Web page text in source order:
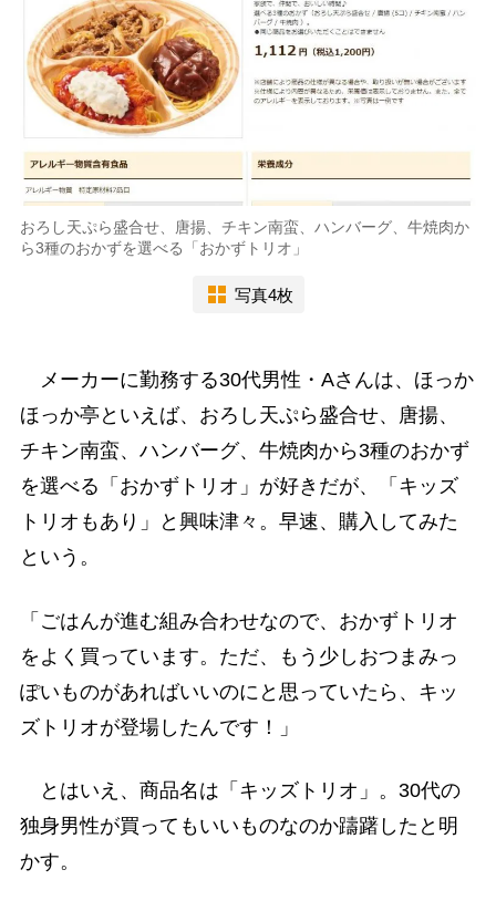
おろし天ぷら盛合せ、唐揚、チキン南蛮、ハンバーグ、牛焼肉か
ら3種のおかずを選べる「おかずトリオ」
写真4枚
メーカーに勤務する30代男性・Aさんは、ほっか
ほっか亭といえば、おろし天ぷら盛合せ、唐揚、
チキン南蛮、ハンバーグ、牛焼肉から3種のおかず
を選べる「おかずトリオ」が好きだが、「キッズ
トリオもあり」と興味津々。早速、購入してみた
という。
「ごはんが進む組み合わせなので、おかずトリオ
をよく買っています。ただ、もう少しおつまみっ
ぽいものがあればいいのにと思っていたら、キッ
ズトリオが登場したんです！」
とはいえ、商品名は「キッズトリオ」。30代の
独身男性が買ってもいいものなのか躊躇したと明
かす。